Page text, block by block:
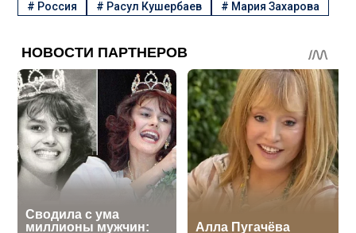
# Россия # Расул Кушербаев # Мария Захарова